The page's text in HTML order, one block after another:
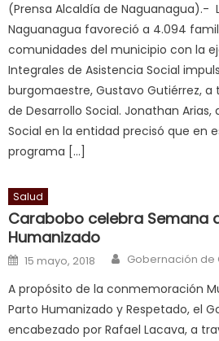
आपक
पस
द,
sexy
bbw
milf
enjoys
a
hard
fuck,
सच
ह
स
क
(Prensa Alcaldía de Naguanagua).-
Naguanagua favoreció a 4.094
comunidades del municipio con la
Integrales de Asistencia Social
burgomaestre, Gustavo Gutiérrez, a
de Desarrollo Social. Jonathan
Social en la entidad precisó que en
programa […]
Salud
Carabobo celebra Semana
Humanizado
Posted on
15 mayo, 2018 Author
Gobernación
A propósito de la conmemoración
Parto Humanizado y Respetado, el
encabezado por Rafael Lacava, a